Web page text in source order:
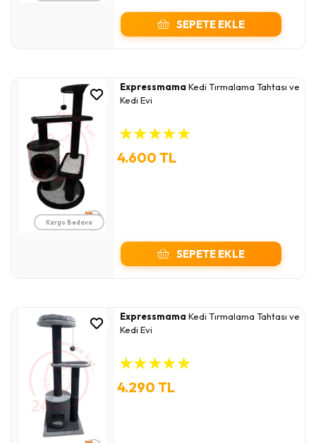
SEPETE EKLE
Kargo Bedava
Expressmama Kedi Tırmalama Tahtası ve
Kedi Evi
★★★★★
4.600 TL
SEPETE EKLE
Expressmama Kedi Tırmalama Tahtası ve
Kedi Evi
★★★★★
4.290 TL